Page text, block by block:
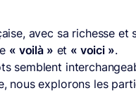
avec sa richesse
« voilà » et « voici ».
semblent
nous explorons les